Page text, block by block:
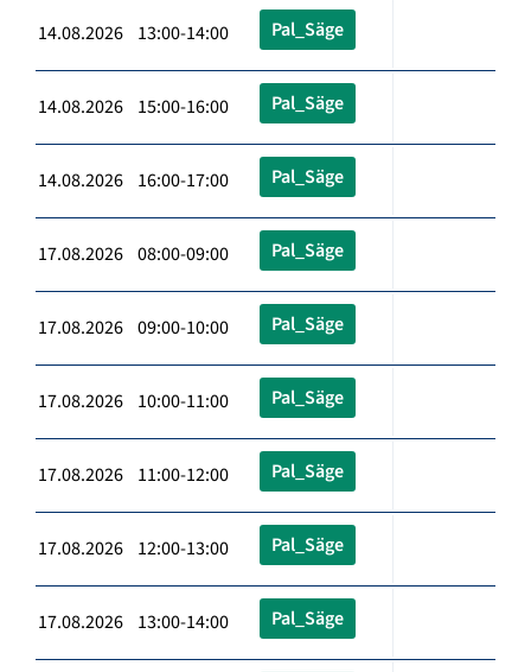
14.08.2026 13:00-14:00 Pal_Säge
14.08.2026 15:00-16:00 Pal_Säge
14.08.2026 16:00-17:00 Pal_Säge
17.08.2026 08:00-09:00 Pal_Säge
17.08.2026 09:00-10:00 Pal_Säge
17.08.2026 10:00-11:00 Pal_Säge
17.08.2026 11:00-12:00 Pal_Säge
17.08.2026 12:00-13:00 Pal_Säge
17.08.2026 13:00-14:00 Pal_Säge